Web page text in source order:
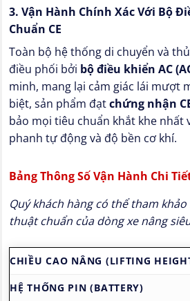
3. Vận Hành Chính Xác Với Bộ
Chuẩn CE
Toàn bộ hệ thống di chuyển và
điều phối bởi bộ điều khiển AC
minh, mang lại cảm giác lái mượt
biệt, sản phẩm đạtchứng nhận
bảo mọi tiêu chuẩn khắt khe nhất
phanh tự động và độ bền cơ khí.
Bảng Thông Số Vận Hành Chi
Quý khách hàng có thể tham
thuật chuẩn của dòng xe nâng
CHIỀU CAO NÂNG (LIFTING
HỆ THỐNG PIN (BATTERY)